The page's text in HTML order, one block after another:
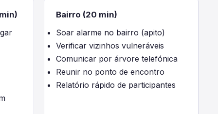
Bairro (20 min)
Soar alarme no bairro (apito)
Verificar vizinhos vulneráveis
Comunicar por árvore telefónica
Reunir no ponto de encontro
Relatório rápido de participantes